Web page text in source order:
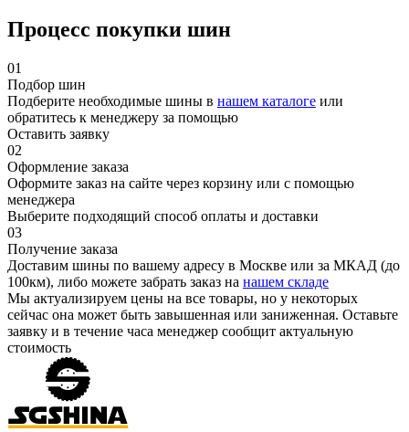
Процесс покупки шин
01
Подбор шин
Подберите необходимые шины в нашем каталоге или
обратитесь к менеджеру за помощью
Оставить заявку
02
Оформление заказа
Оформите заказ на сайте через корзину или с помощью
менеджера
Выберите подходящий способ оплаты и доставки
03
Получение заказа
Доставим шины по вашему адресу в Москве или за МКАД (до
100км), либо можете забрать заказ на нашем складе
Мы актуализируем цены на все товары, но у некоторых
сейчас она может быть завышенная или заниженная. Оставьте
заявку и в течение часа менеджер сообщит актуальную
стоимость